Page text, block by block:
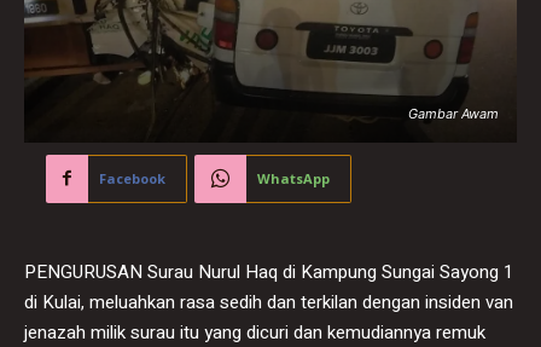
Gambar Awam
Facebook WhatsApp
PENGURUSAN Surau Nurul Haq di Kampung Sungai Sayong 1
di Kulai, meluahkan rasa sedih dan terkilan dengan insiden van
jenazah milik surau itu yang dicuri dan kemudiannya remuk